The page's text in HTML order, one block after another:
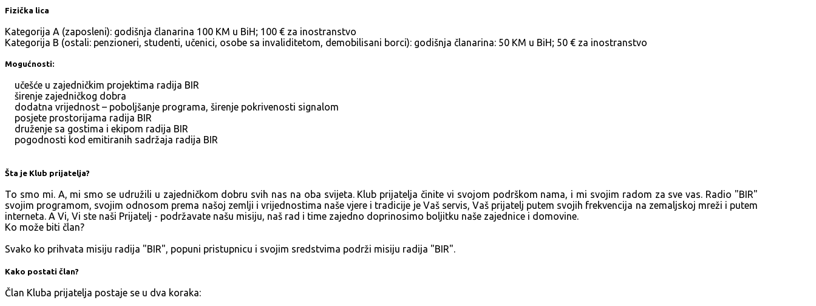
Fizička lica
Kategorija A (zaposleni): godišnja članarina 100 KM u BiH; 100 € za inostranstvo
Kategorija B (ostali: penzioneri, studenti, učenici, osobe sa invaliditetom, demobilisani borci): godišnja članarina: 50 KM u BiH; 50 € za inostranstvo
Mogućnosti:
učešće u zajedničkim projektima radija BIR
širenje zajedničkog dobra
dodatna vrijednost – poboljšanje programa, širenje pokrivenosti signalom
posjete prostorijama radija BIR
druženje sa gostima i ekipom radija BIR
pogodnosti kod emitiranih sadržaja radija BIR
Šta je Klub prijatelja?
To smo mi. A, mi smo se udružili u zajedničkom dobru svih nas na oba svijeta. Klub prijatelja činite vi svojom podrškom nama, i mi svojim radom za sve vas. Radio "BIR"
svojim programom, svojim odnosom prema našoj zemlji i vrijednostima naše vjere i tradicije je Vaš servis, Vaš prijatelj putem svojih frekvencija na zemaljskoj mreži i putem
interneta. A Vi, Vi ste naši Prijatelj - podržavate našu misiju, naš rad i time zajedno doprinosimo boljitku naše zajednice i domovine.
Ko može biti član?
Svako ko prihvata misiju radija "BIR", popuni pristupnicu i svojim sredstvima podrži misiju radija "BIR".
Kako postati član?
Član Kluba prijatelja postaje se u dva koraka: